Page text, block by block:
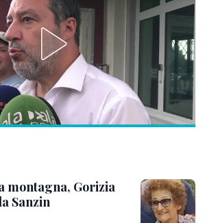
montagna, Gorizia
Sanzin